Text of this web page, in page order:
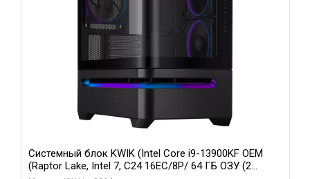
Системный блок KWIK (Intel Core i9-13900KF OEM
(Raptor Lake, Intel 7, C24 16EC/8P/ 64 ГБ ОЗУ (2